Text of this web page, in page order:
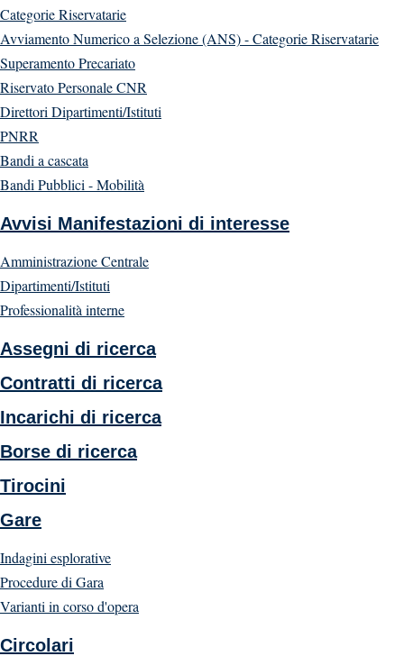
Categorie Riservatarie
Avviamento Numerico a Selezione (ANS) - Categorie Riservatarie
Superamento Precariato
Riservato Personale CNR
Direttori Dipartimenti/Istituti
PNRR
Bandi a cascata
Bandi Pubblici - Mobilità
Avvisi Manifestazioni di interesse
Amministrazione Centrale
Dipartimenti/Istituti
Professionalità interne
Assegni di ricerca
Contratti di ricerca
Incarichi di ricerca
Borse di ricerca
Tirocini
Gare
Indagini esplorative
Procedure di Gara
Varianti in corso d'opera
Circolari